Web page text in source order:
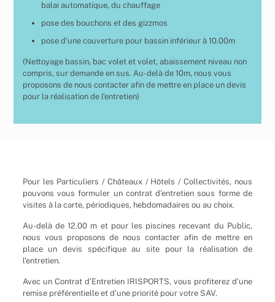
balai automatique, du chauffage
pose des bouchons et des gizzmos
pose d’une couverture pour bassin inférieur à 10.00m
(Nettoyage bassin, bac volet et volet, abaissement niveau non
compris, sur demande en sus. Au-delà de 10m, nous vous
proposons de nous contacter afin de mettre en place un devis
pour la réalisation de l’entretien)
Pour les Particuliers / Châteaux / Hôtels / Collectivités, nous
pouvons vous formuler un contrat d’entretien sous forme de
visites à la carte, périodiques, hebdomadaires ou au choix.
Au-delà de 12.00 m et pour les piscines recevant du Public,
nous vous proposons de nous contacter afin de mettre en
place un devis spécifique au site pour la réalisation de
l’entretien.
Avec un Contrat d’Entretien IRISPORTS, vous profiterez d’une
remise préférentielle et d’une priorité pour votre SAV.